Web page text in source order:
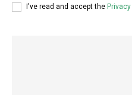
I've read and accept the